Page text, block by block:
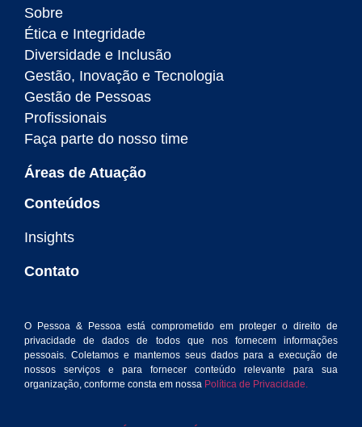
Sobre
Ética e Integridade
Diversidade e Inclusão
Gestão, Inovação e Tecnologia
Gestão de Pessoas
Profissionais
Faça parte do nosso time
Áreas de Atuação
Conteúdos
Insights
Contato
O Pessoa & Pessoa está comprometido em proteger o direito de
privacidade de dados de todos que nos fornecem informações
pessoais. Coletamos e mantemos seus dados para a execução de
nossos serviços e para fornecer conteúdo relevante para sua
organização, conforme consta em nossa Política de Privacidade.